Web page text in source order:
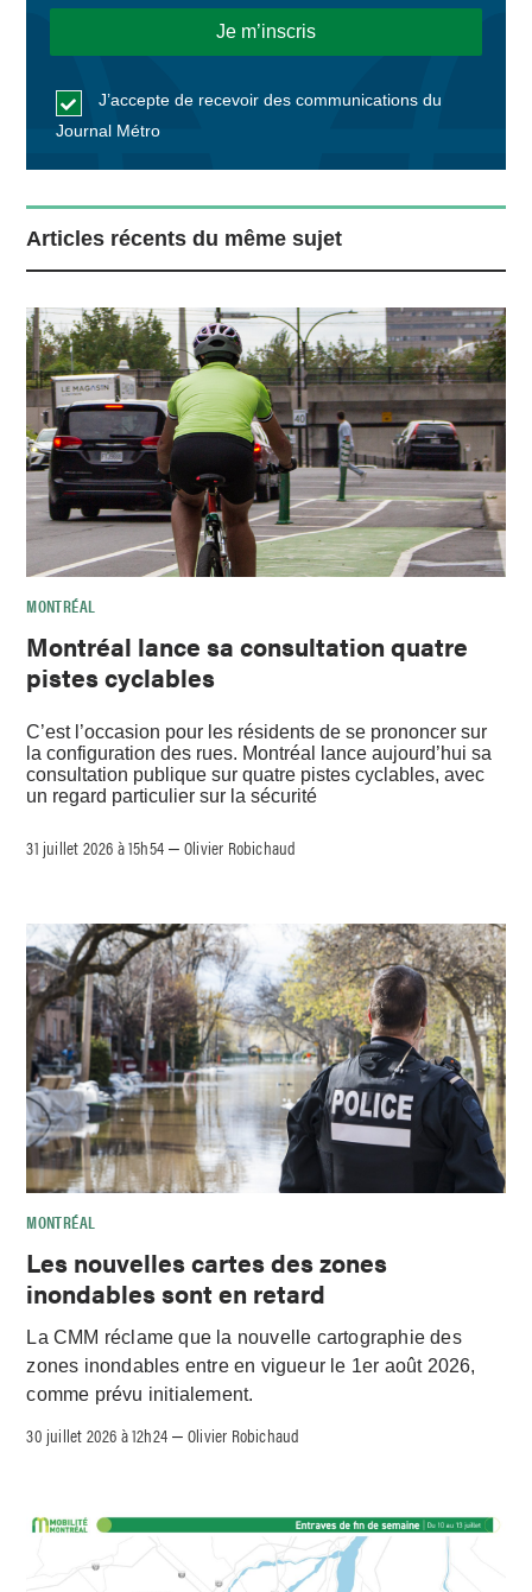
J’accepte de recevoir des communications du
Journal Métro
Articles récents du même sujet
MONTRÉAL
Montréal lance sa consultation quatre
pistes cyclables
C’est l’occasion pour les résidents de se prononcer sur
la configuration des rues. Montréal lance aujourd’hui sa
consultation publique sur quatre pistes cyclables, avec
un regard particulier sur la sécurité
31 juillet 2026 à 15h54 –Olivier Robichaud
MONTRÉAL
Les nouvelles cartes des zones
inondables sont en retard
La CMM réclame que la nouvelle cartographie des
zones inondables entre en vigueur le 1er août 2026,
comme prévu initialement.
30 juillet 2026 à 12h24 –Olivier Robichaud